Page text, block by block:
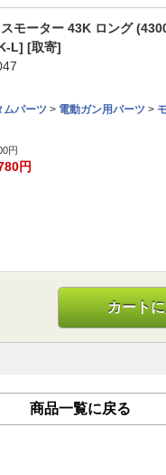
モーター 43K ロング
L] [取寄]
ムパーツ > 電動ガン用パーツ >
円
円
カート
商品一覧に戻る